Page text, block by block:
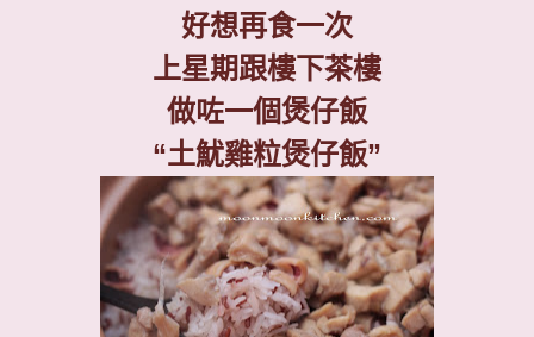
好想再食一次
上星期跟樓下茶樓
做咗一個煲仔飯
“土魷雞粒煲仔飯”